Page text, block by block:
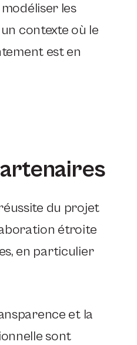
les
contexte où le
est en
du projet
étroite
en particulier
et la
sont